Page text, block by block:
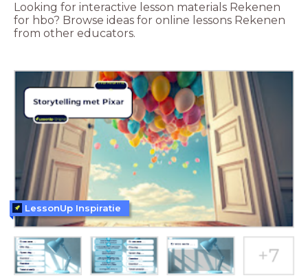
Looking for interactive lesson materials Rekenen
for hbo? Browse ideas for online lessons Rekenen
from other educators.
LessonUp Inspiratie